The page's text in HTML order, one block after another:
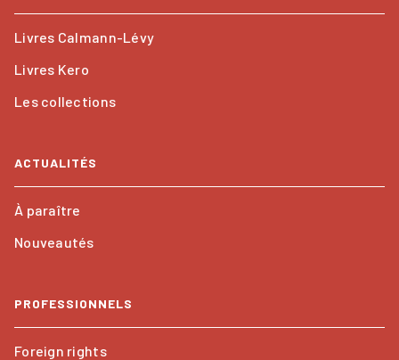
Livres Calmann-Lévy
Livres Kero
Les collections
ACTUALITÉS
À paraître
Nouveautés
PROFESSIONNELS
Foreign rights